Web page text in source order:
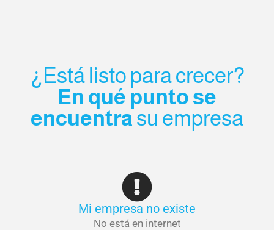
¿Está listo para crecer?
En qué punto se
encuentra su empresa
Mi empresa no existe
No está en internet